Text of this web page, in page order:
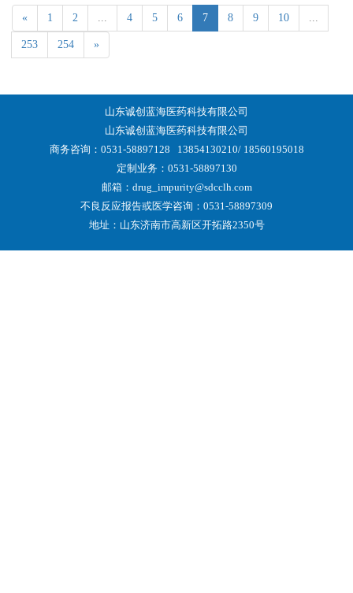
« 1 2 4 5 6 7 8 9 10
253 254 »
山东诚创蓝海医药科技有限公司
山东诚创蓝海医药科技有限公司
商务咨询：0531-58897128 13854130210/ 18560195018
定制业务：0531-58897130
邮箱：drug_impurity@sdcclh.com
不良反应报告或医学咨询：0531-58897309
地址：山东济南市高新区开拓路2350号